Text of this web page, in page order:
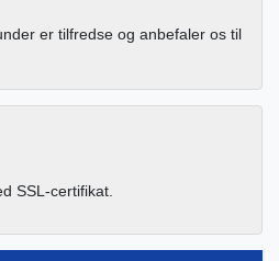
er tilfredse og anbefaler os til
SSL-certifikat.